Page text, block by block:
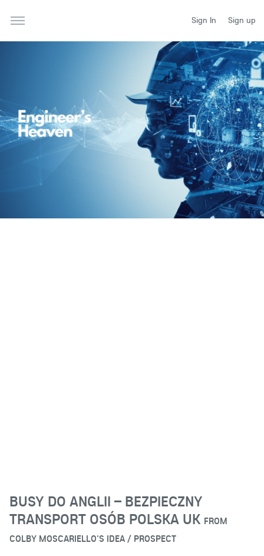
Sign In Sign up
BUSY DO ANGLII – BEZPIECZNY
TRANSPORT OSÓB POLSKA UK FROM
COLBY MOSCARIELLO'S IDEA / PROSPECT